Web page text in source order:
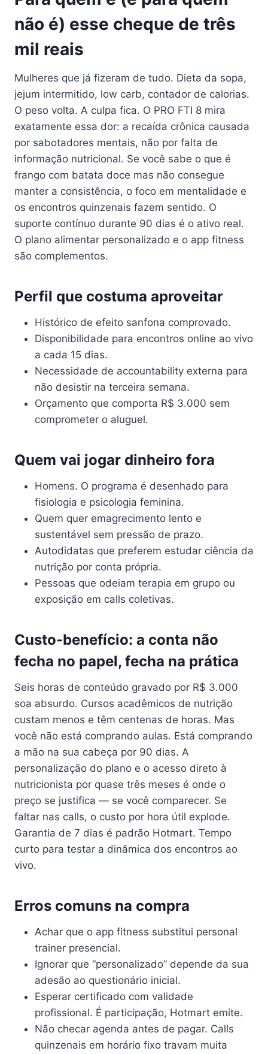
não é) esse cheque de três
mil reais
Mulheres que já fizeram de tudo. Dieta da sopa,
jejum intermitido, low carb, contador de calorias.
O peso volta. A culpa fica. O PRO FTI 8 mira
exatamente essa dor: a recaída crônica causada
por sabotadores mentais, não por falta de
informação nutricional. Se você sabe o que é
frango com batata doce mas não consegue
manter a consistência, o foco em mentalidade e
os encontros quinzenais fazem sentido. O
suporte contínuo durante 90 dias é o ativo real.
O plano alimentar personalizado e o app fitness
são complementos.
Perfil que costuma aproveitar
Histórico de efeito sanfona comprovado.
Disponibilidade para encontros online ao vivo
a cada 15 dias.
Necessidade de accountability externa para
não desistir na terceira semana.
Orçamento que comporta R$ 3.000 sem
comprometer o aluguel.
Quem vai jogar dinheiro fora
Homens. O programa é desenhado para
fisiologia e psicologia feminina.
Quem quer emagrecimento lento e
sustentável sem pressão de prazo.
Autodidatas que preferem estudar ciência da
nutrição por conta própria.
Pessoas que odeiam terapia em grupo ou
exposição em calls coletivas.
Custo-benefício: a conta não
fecha no papel, fecha na prática
Seis horas de conteúdo gravado por R$ 3.000
soa absurdo. Cursos acadêmicos de nutrição
custam menos e têm centenas de horas. Mas
você não está comprando aulas. Está comprando
a mão na sua cabeça por 90 dias. A
personalização do plano e o acesso direto à
nutricionista por quase três meses é onde o
preço se justifica — se você comparecer. Se
faltar nas calls, o custo por hora útil explode.
Garantia de 7 dias é padrão Hotmart. Tempo
curto para testar a dinâmica dos encontros ao
vivo.
Erros comuns na compra
Achar que o app fitness substitui personal
trainer presencial.
Ignorar que “personalizado” depende da sua
adesão ao questionário inicial.
Esperar certificado com validade
profissional. É participação, Hotmart emite.
Não checar agenda antes de pagar. Calls
quinzenais em horário fixo travam muita